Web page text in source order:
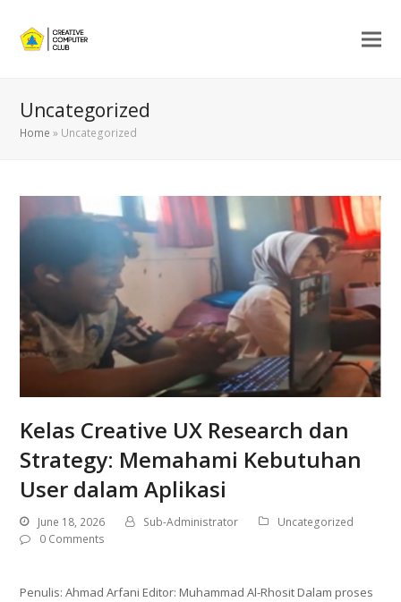
Uncategorized
Home » Uncategorized
Kelas Creative UX Research dan
Strategy: Memahami Kebutuhan
User dalam Aplikasi
June 18, 2026 Sub-Administrator
Uncategorized
0 Comments
Penulis: Ahmad Arfani Editor: Muhammad Al-Rhosit Dalam proses